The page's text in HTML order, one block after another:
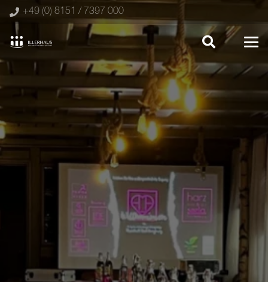
+49 (0) 8151 / 7397 000